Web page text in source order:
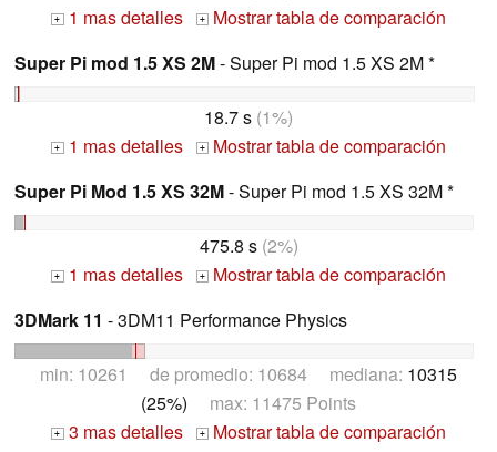
+ 1 mas detalles +
Mostrar tabla de comparación
Super Pi mod 1.5 XS 2M- Super Pi mod 1.5 XS 2M *
18.7 s (1%)
+ 1 mas detalles +
Mostrar tabla de comparación
Super Pi Mod 1.5 XS 32M- Super Pi mod 1.5 XS 32M *
475.8 s(2%)
+ 1 mas detalles +
Mostrar tabla de comparación
3DMark 11 - 3DM11 Performance Physics
min: 10261 de promedio: 10684 mediana: 10315
(25%) max: 11475 Points
+ 3 mas detalles +
Mostrar tabla de comparación